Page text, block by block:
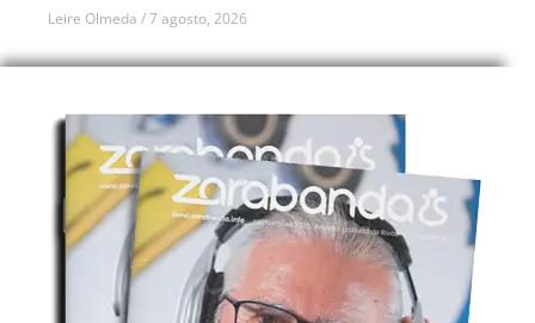
Leire Olmeda 7 agosto, 2026